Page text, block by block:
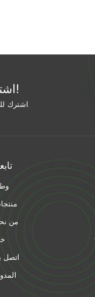
اشترك في النشرة الإخبارية المجانية!
اشترك للحصول على آخر الأخبار. ابق على اطلاع بأحدث الاتجاهات.
من
اتصل